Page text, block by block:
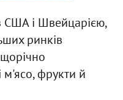
США і Швейцарією,
ринків
м'ясо, фрукти й